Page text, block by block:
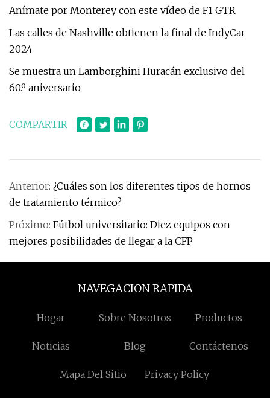
Anímate por Monterey con este vídeo de F1 GTR
Las calles de Nashville obtienen la final de IndyCar
2024
Se muestra un Lamborghini Huracán exclusivo del
60.º aniversario
COMPARTIR
Anterior: ¿Cuáles son los diferentes tipos de hornos
de tratamiento térmico?
Próximo: Fútbol universitario: Diez equipos con
mejores posibilidades de llegar a la CFP
NAVEGACION RAPIDA
Hogar Sobre Nosotros Productos
Noticias Blog Contáctenos
Mapa Del Sitio Privacy Policy